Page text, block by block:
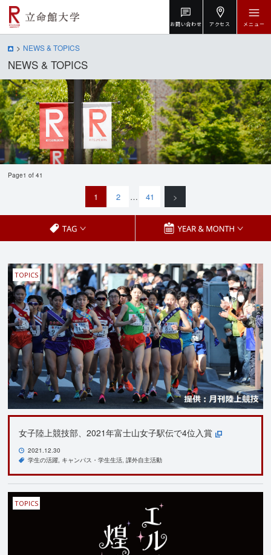
お問い合わせ アクセス メニュー
NEWS & TOPICS
NEWS & TOPICS
Page1 of 41
1 2 … 41 >
TOPICS
女子陸上競技部、2021年富士山女子駅伝で4位入賞
2021.12.30
学生の活躍 キャンパス・学生生活 課外自主活動
TOPICS